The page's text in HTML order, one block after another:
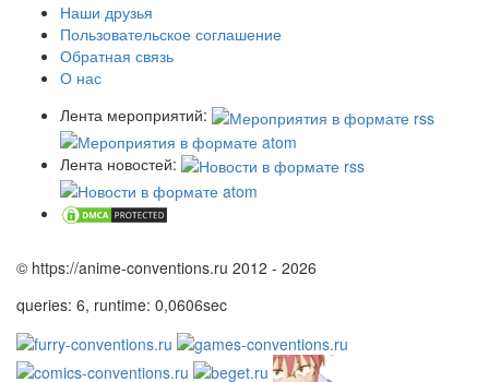
Наши друзья
Пользовательское соглашение
Обратная связь
О нас
Лента мероприятий:
Лента новостей:
© https://anime-conventions.ru 2012 - 2026
queries: 6, runtime: 0,0606sec